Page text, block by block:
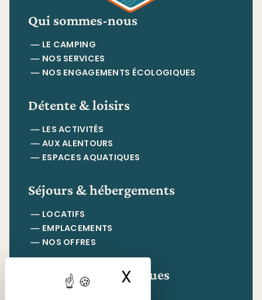
X Masquer le
Qui sommes-nous
LE CAMPING
NOS SERVICES
NOS ENGAGEMENTS ÉCOLOGIQUES
Détente & loisirs
LES ACTIVITÉS
AUX ALENTOURS
ESPACES AQUATIQUES
Séjours & hébergements
LOCATIFS
EMPLACEMENTS
NOS OFFRES
Informations pratiques